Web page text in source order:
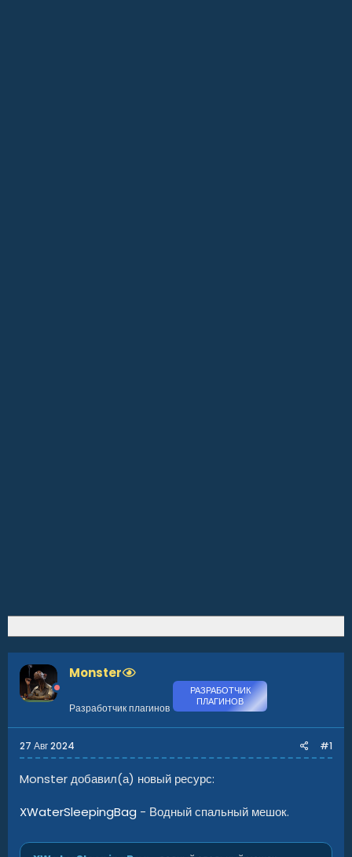
Monster
Разработчик плагинов
РАЗРАБОТЧИК
ПЛАГИНОВ
27 Авг 2024 #1
Monster добавил(а) новый ресурс:
XWaterSleepingBag - Водный спальный мешок.